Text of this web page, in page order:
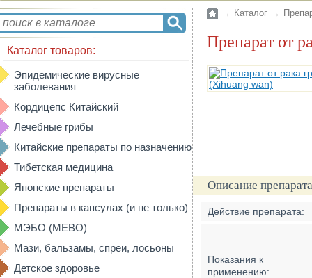
Каталог товаров:
Эпидемические вирусные
заболевания
Кордицепс Китайский
Лечебные грибы
Китайские препараты по назначению
Тибетская медицина
Японские препараты
Препараты в капсулах (и не только)
МЭБО (MEBO)
Мази, бальзамы, спреи, лосьоны
Детское здоровье
→ Каталог →
Препарат от
Описание
Действие препарата:
Показания к
применению: